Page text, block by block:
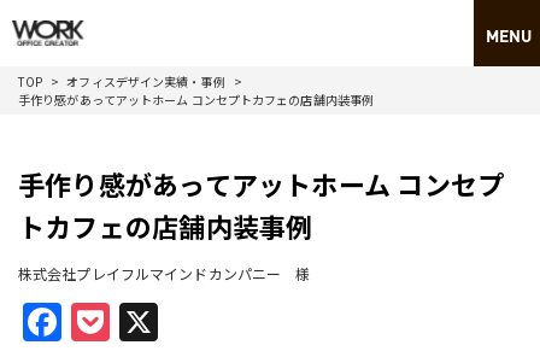
TOP
オフィスデザイン実績・事例
手作り感があってアットホーム コンセプトカフェの店舗内装事例
手作り感があってアットホーム コンセプ
トカフェの店舗内装事例
株式会社プレイフルマインドカンパニー 様
Facebook
Pocket